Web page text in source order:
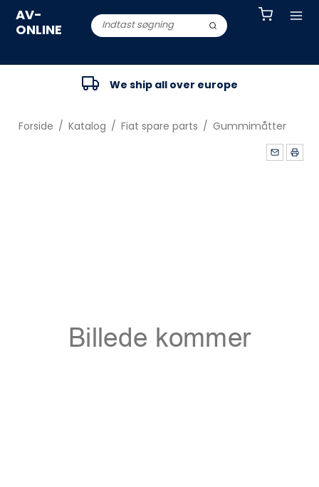
AV-
ONLINE
We ship all over europe
Forside / Katalog / Fiat spare parts / Gummimåtter